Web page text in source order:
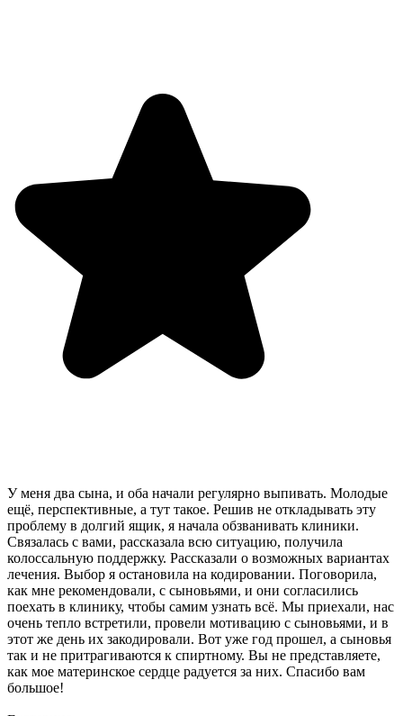
У меня два сына, и оба начали регулярно выпивать. Молодые
ещё, перспективные, а тут такое. Решив не откладывать эту
проблему в долгий ящик, я начала обзванивать клиники.
Связалась с вами, рассказала всю ситуацию, получила
колоссальную поддержку. Рассказали о возможных вариантах
лечения. Выбор я остановила на кодировании. Поговорила,
как мне рекомендовали, с сыновьями, и они согласились
поехать в клинику, чтобы самим узнать всё. Мы приехали, нас
очень тепло встретили, провели мотивацию с сыновьями, и в
этот же день их закодировали. Вот уже год прошел, а сыновья
так и не притрагиваются к спиртному. Вы не представляете,
как мое материнское сердце радуется за них. Спасибо вам
большое!